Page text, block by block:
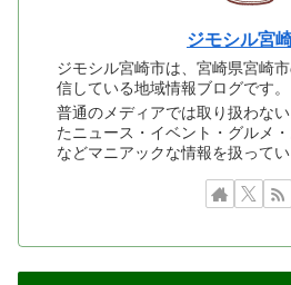
ジモシル宮
ジモシル宮崎市は、宮崎県宮崎
信している地域情報ブログです。
普通のメディアでは取り扱わな
たニュース・イベント・グルメ
などマニアックな情報を扱ってい